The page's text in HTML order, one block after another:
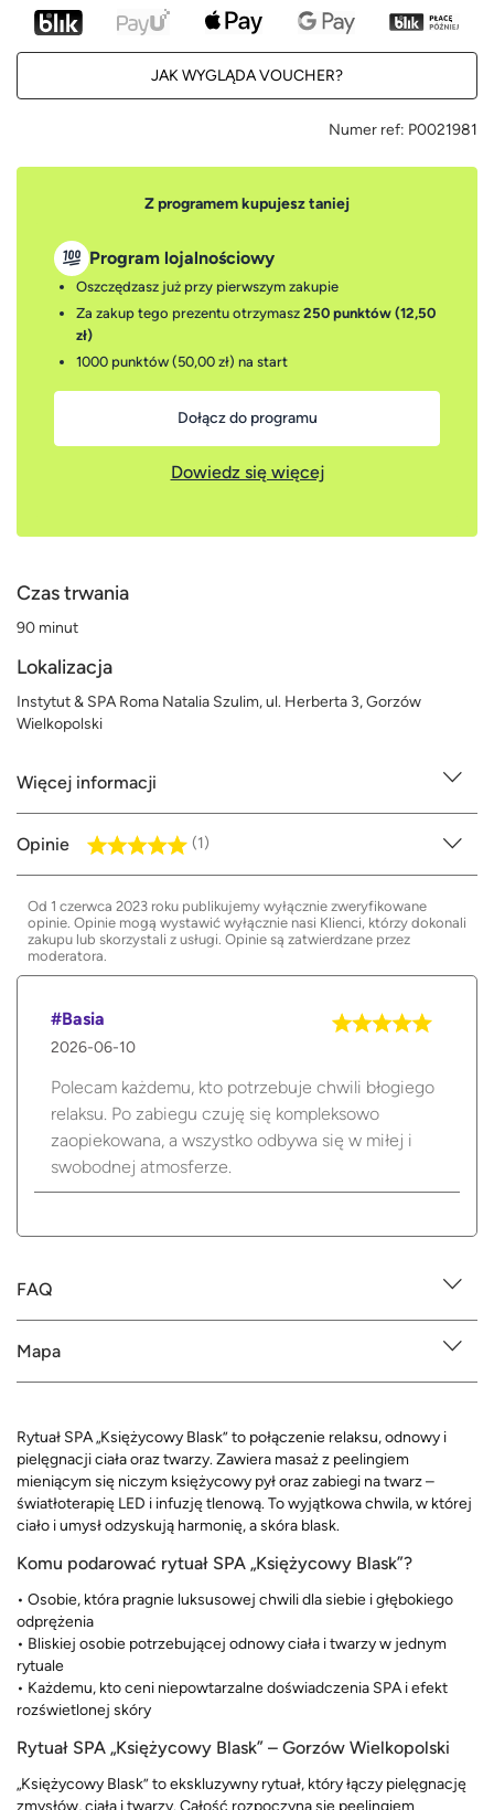
JAK WYGLĄDA VOUCHER?
Numer ref: P0021981
Z programem kupujesz taniej
Program lojalnościowy
Oszczędzasz już przy pierwszym zakupie
Za zakup tego prezentu otrzymasz 250 punktów (12,50
zł)
1000 punktów (50,00 zł) na start
Dołącz do programu
Dowiedz się więcej
Czas trwania
90 minut
Lokalizacja
Instytut & SPA Roma Natalia Szulim, ul. Herberta 3, Gorzów
Wielkopolski
Więcej informacji
Opinie (1)
Od 1 czerwca 2023 roku publikujemy wyłącznie zweryfikowane
opinie. Opinie mogą wystawić wyłącznie nasi Klienci, którzy dokonali
zakupu lub skorzystali z usługi. Opinie są zatwierdzane przez
moderatora.
#Basia
2026-06-10
Polecam każdemu, kto potrzebuje chwili błogiego
relaksu. Po zabiegu czuję się kompleksowo
zaopiekowana, a wszystko odbywa się w miłej i
swobodnej atmosferze.
FAQ
Mapa
Rytuał SPA „Księżycowy Blask” to połączenie relaksu, odnowy i
pielęgnacji ciała oraz twarzy. Zawiera masaż z peelingiem
mieniącym się niczym księżycowy pył oraz zabiegi na twarz –
światłoterapię LED i infuzję tlenową. To wyjątkowa chwila, w której
ciało i umysł odzyskują harmonię, a skóra blask.
Komu podarować rytuał SPA „Księżycowy Blask”?
• Osobie, która pragnie luksusowej chwili dla siebie i głębokiego
odprężenia
• Bliskiej osobie potrzebującej odnowy ciała i twarzy w jednym
rytuale
• Każdemu, kto ceni niepowtarzalne doświadczenia SPA i efekt
rozświetlonej skóry
Rytuał SPA „Księżycowy Blask” – Gorzów Wielkopolski
„Księżycowy Blask” to ekskluzywny rytuał, który łączy pielęgnację